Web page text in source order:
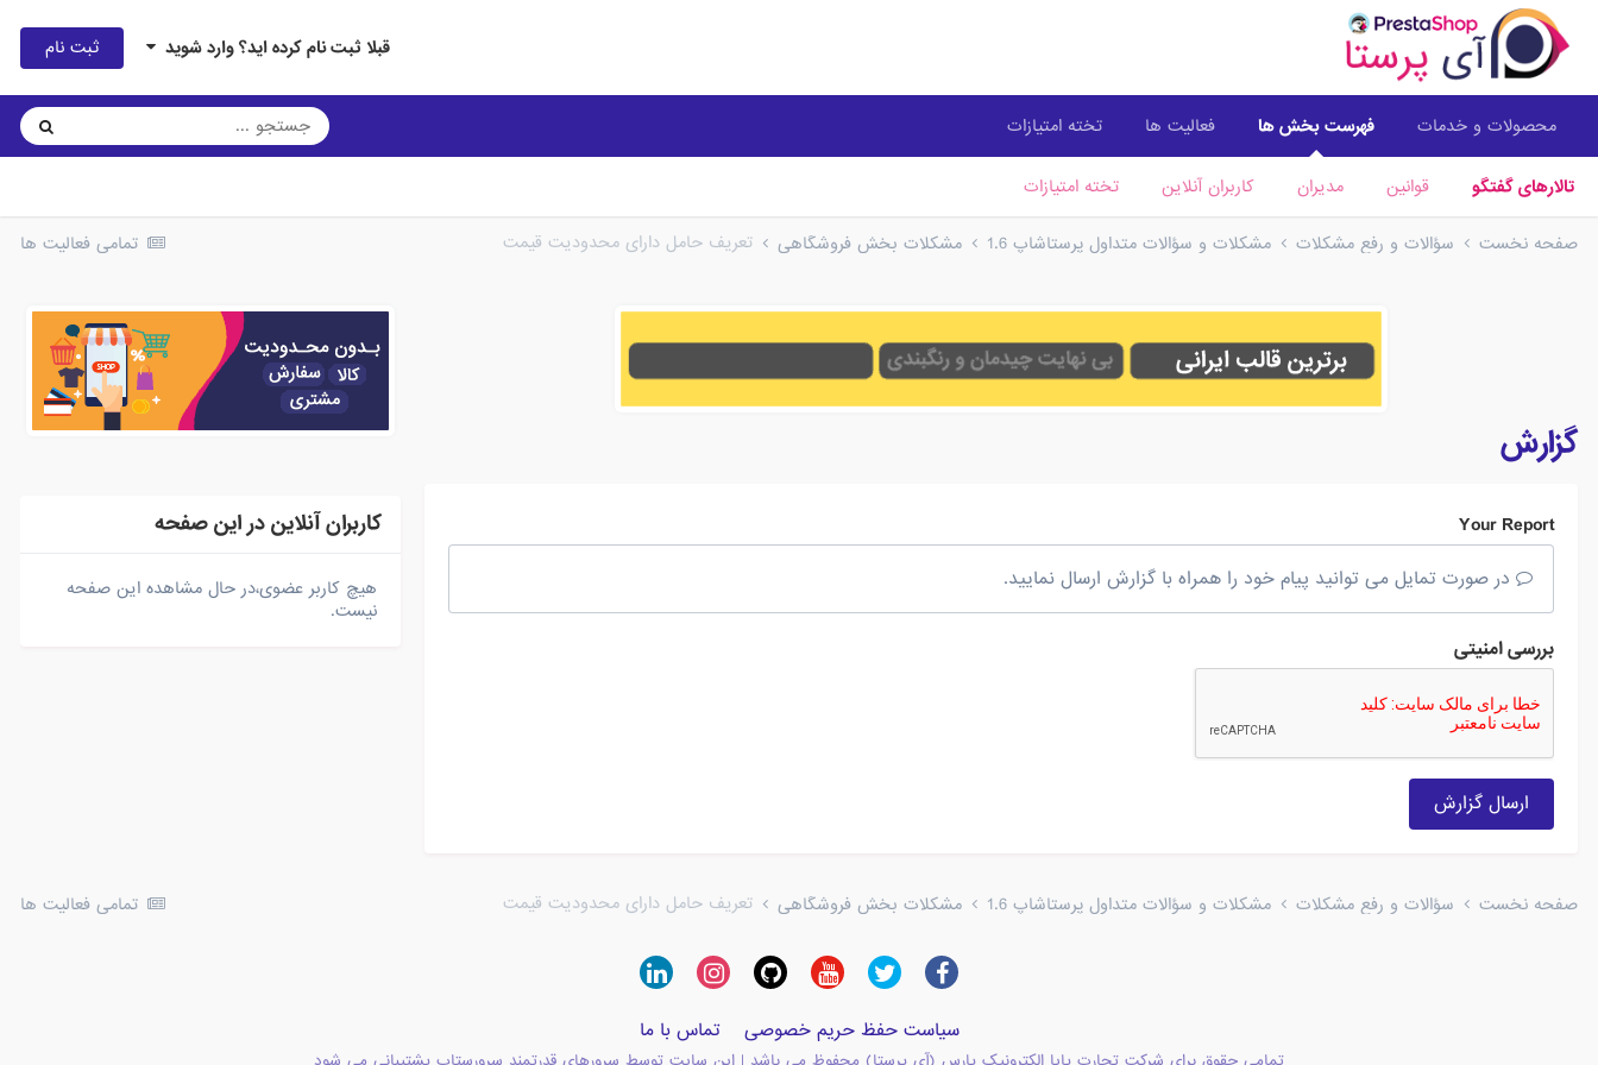
قبلا ثبت نام کرده اید؟ وارد شوید ثبت نام
محصولات و خدمات فهرست بخش ها
تالارهای گفتگو قوانین مدیران کاربران آنلاین تخته امتیازات
فعالیت ها تخته امتیازات
تمامی فعالیت ها صفحه نخست سؤالات و رفع مشکلات مشکلات و سؤالات متداول پرستاشاپ 1.6 مشکلات بخش فروشگاهی تعریف حامل دارای محدودیت قیمت
گزارش
Your Report
در صورت تمایل می توانید پیام خود را همراه با گزارش ارسال نمایید.
بررسی امنیتی
ارسال گزارش
کاربران آنلاین در این صفحه
هیچ کاربر عضوی،در حال مشاهده این صفحه
نیست.
تمامی فعالیت ها صفحه نخست سؤالات و رفع مشکلات مشکلات و سؤالات متداول پرستاشاپ 1.6 مشکلات بخش فروشگاهی تعریف حامل دارای محدودیت قیمت
سیاست حفظ حریم خصوصی تماس با ما